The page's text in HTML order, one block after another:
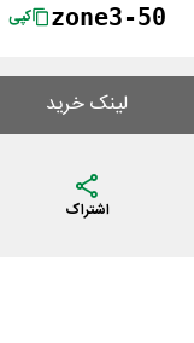
zone3-50 کپی
لینک خرید
اشتراک